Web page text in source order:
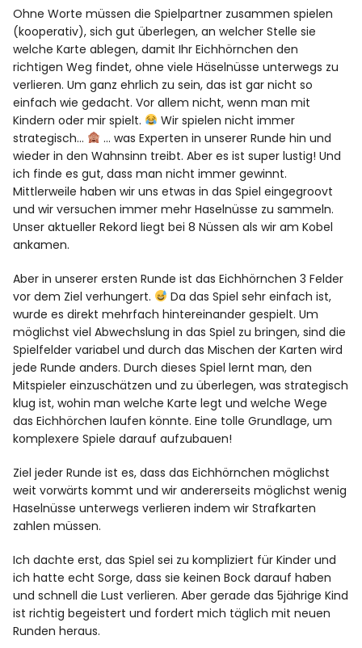
Ohne Worte müssen die Spielpartner zusammen spielen
(kooperativ), sich gut überlegen, an welcher Stelle sie
welche Karte ablegen, damit Ihr Eichhörnchen den
richtigen Weg findet, ohne viele Häselnüsse unterwegs zu
verlieren. Um ganz ehrlich zu sein, das ist gar nicht so
einfach wie gedacht. Vor allem nicht, wenn man mit
Kindern oder mir spielt.
Wir spielen nicht immer
strategisch…
… was Experten in unserer Runde hin und
wieder in den Wahnsinn treibt. Aber es ist super lustig! Und
ich finde es gut, dass man nicht immer gewinnt.
Mittlerweile haben wir uns etwas in das Spiel eingegroovt
und wir versuchen immer mehr Haselnüsse zu sammeln.
Unser aktueller Rekord liegt bei 8 Nüssen als wir am Kobel
ankamen.
Aber in unserer ersten Runde ist das Eichhörnchen 3 Felder
vor dem Ziel verhungert.
Da das Spiel sehr einfach ist,
wurde es direkt mehrfach hintereinander gespielt. Um
möglichst viel Abwechslung in das Spiel zu bringen, sind die
Spielfelder variabel und durch das Mischen der Karten wird
jede Runde anders. Durch dieses Spiel lernt man, den
Mitspieler einzuschätzen und zu überlegen, was strategisch
klug ist, wohin man welche Karte legt und welche Wege
das Eichhörchen laufen könnte. Eine tolle Grundlage, um
komplexere Spiele darauf aufzubauen!
Ziel jeder Runde ist es, dass das Eichhörnchen möglichst
weit vorwärts kommt und wir andererseits möglichst wenig
Haselnüsse unterwegs verlieren indem wir Strafkarten
zahlen müssen.
Ich dachte erst, das Spiel sei zu kompliziert für Kinder und
ich hatte echt Sorge, dass sie keinen Bock darauf haben
und schnell die Lust verlieren. Aber gerade das 5jährige Kind
ist richtig begeistert und fordert mich täglich mit neuen
Runden heraus.